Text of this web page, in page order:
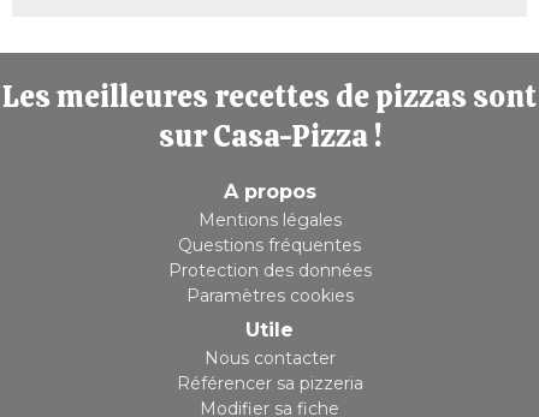
Les meilleures recettes de pizzas sont
sur Casa-Pizza !
A propos
Mentions légales
Questions fréquentes
Protection des données
Paramètres cookies
Utile
Nous contacter
Référencer sa pizzeria
Modifier sa fiche